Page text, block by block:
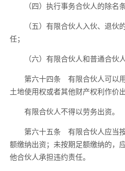
（四）执行事务合伙人的除名条
（五）有限合伙人入伙、退伙
任；
（六）有限合伙人和普通合伙人
第六十四条 有限合伙人可以用
土地使用权或者其他财产权利作价出
有限合伙人不得以劳务出资。
第六十五条 有限合伙人应当按
额缴纳出资；未按期足额缴纳的，
他合伙人承担违约责任。